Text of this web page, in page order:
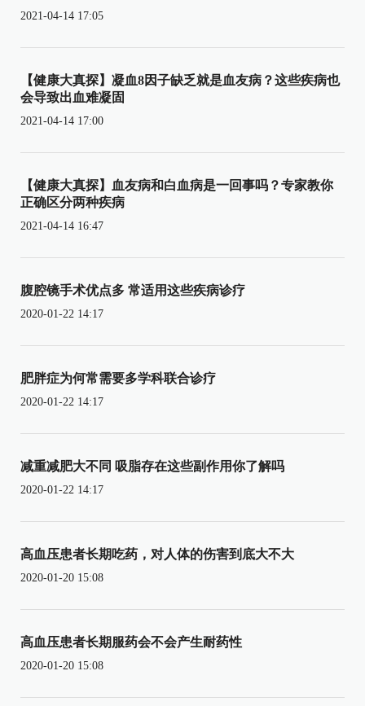
2021-04-14 17:05
【健康大真探】凝血8因子缺乏就是血友病？这些疾病也
会导致出血难凝固
2021-04-14 17:00
【健康大真探】血友病和白血病是一回事吗？专家教你
正确区分两种疾病
2021-04-14 16:47
腹腔镜手术优点多 常适用这些疾病诊疗
2020-01-22 14:17
肥胖症为何常需要多学科联合诊疗
2020-01-22 14:17
减重减肥大不同 吸脂存在这些副作用你了解吗
2020-01-22 14:17
高血压患者长期吃药，对人体的伤害到底大不大
2020-01-20 15:08
高血压患者长期服药会不会产生耐药性
2020-01-20 15:08